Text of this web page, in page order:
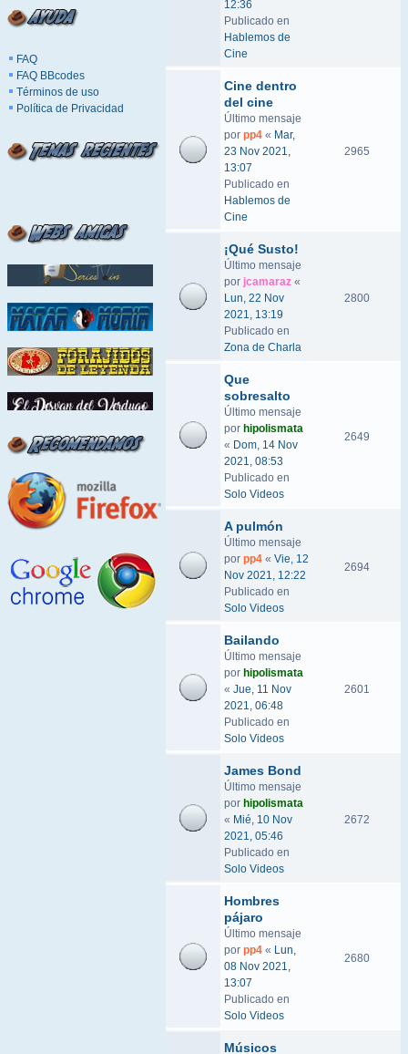
FAQ
FAQ BBcodes
Términos de uso
Política de Privacidad
12:36
Publicado en
Hablemos de
Cine
Cine dentro
del cine
Último mensaje
por pp4 « Mar,
23 Nov 2021,
13:07
Publicado en
Hablemos de
Cine
2965
¡Qué Susto!
Último mensaje
por jcamaraz «
Lun, 22 Nov
2021, 13:19
Publicado en
Zona de Charla
2800
Que
sobresalto
Último mensaje
por hipolismata
« Dom, 14 Nov
2021, 08:53
Publicado en
Solo Videos
2649
A pulmón
Último mensaje
por pp4 « Vie, 12
Nov 2021, 12:22
Publicado en
Solo Videos
2694
Bailando
Último mensaje
por hipolismata
« Jue, 11 Nov
2021, 06:48
Publicado en
Solo Videos
2601
James Bond
Último mensaje
por hipolismata
« Mié, 10 Nov
2021, 05:46
Publicado en
Solo Videos
2672
Hombres
pájaro
Último mensaje
por pp4 « Lun,
08 Nov 2021,
13:07
Publicado en
Solo Videos
2680
Músicos